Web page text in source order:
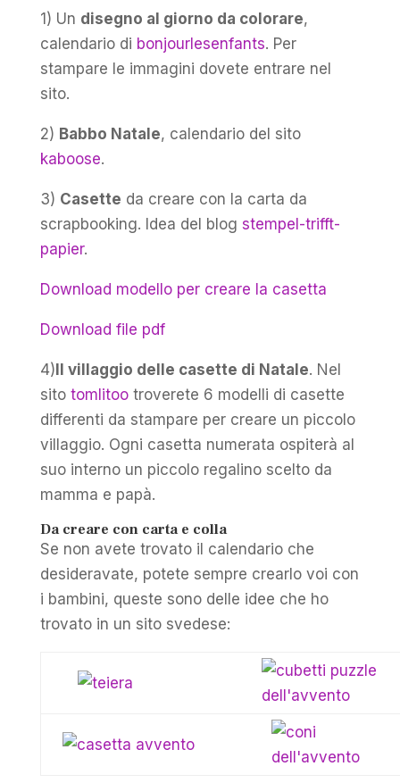
1) Un disegno al giorno da colorare,
calendario di bonjourlesenfants. Per
stampare le immagini dovete entrare nel
sito.
2) Babbo Natale, calendario del sito
kaboose.
3) Casette da creare con la carta da
scrapbooking. Idea del blog stempel-trifft-
papier.
Download modello per creare la casetta
Download file pdf
4) Il villaggio delle casette di Natale. Nel
sito tomlitootroverete 6 modelli di casette
differenti da stampare per creare un piccolo
villaggio. Ogni casetta numerata ospiterà al
suo interno un piccolo regalino scelto da
mamma e papà.
Da creare con carta e colla
Se non avete trovato il calendario che
desideravate, potete sempre crearlo voi con
i bambini, queste sono delle idee che ho
trovato in un sito svedese: